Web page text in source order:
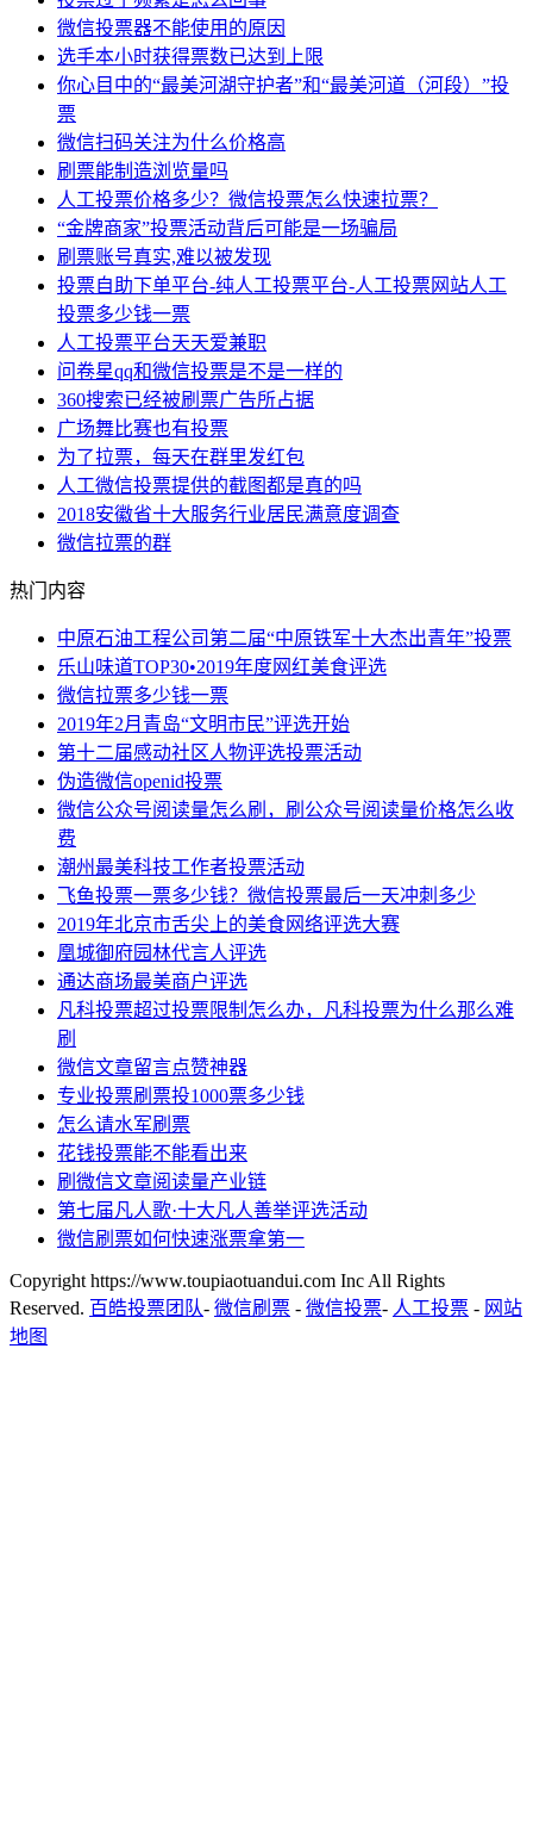
微信投票器不能使用的原因
选手本小时获得票数已达到上限
你心目中的“最美河湖守护者”和“最美河道（河段）”投
票
微信扫码关注为什么价格高
刷票能制造浏览量吗
人工投票价格多少？微信投票怎么快速拉票？
“金牌商家”投票活动背后可能是一场骗局
刷票账号真实,难以被发现
投票自助下单平台-纯人工投票平台-人工投票网站人工
投票多少钱一票
人工投票平台天天爱兼职
问卷星qq和微信投票是不是一样的
360搜索已经被刷票广告所占据
广场舞比赛也有投票
为了拉票，每天在群里发红包
人工微信投票提供的截图都是真的吗
2018安徽省十大服务行业居民满意度调查
微信拉票的群
热门内容
中原石油工程公司第二届“中原铁军十大杰出青年”投票
乐山味道TOP30•2019年度网红美食评选
微信拉票多少钱一票
2019年2月青岛“文明市民”评选开始
第十二届感动社区人物评选投票活动
伪造微信openid投票
微信公众号阅读量怎么刷，刷公众号阅读量价格怎么收
费
潮州最美科技工作者投票活动
飞鱼投票一票多少钱？微信投票最后一天冲刺多少
2019年北京市舌尖上的美食网络评选大赛
凰城御府园林代言人评选
通达商场最美商户评选
凡科投票超过投票限制怎么办，凡科投票为什么那么难
刷
微信文章留言点赞神器
专业投票刷票投1000票多少钱
怎么请水军刷票
花钱投票能不能看出来
刷微信文章阅读量产业链
第七届凡人歌·十大凡人善举评选活动
微信刷票如何快速涨票拿第一
Copyright https://www.toupiaotuandui.com Inc All Rights
Reserved. 百皓投票团队- 微信刷票 - 微信投票- 人工投票 - 网站
地图